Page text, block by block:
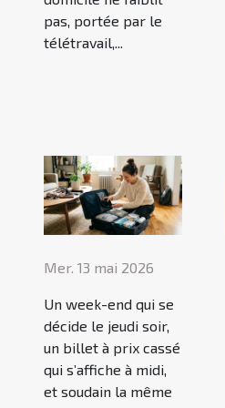
pas, portée par le
télétravail,...
Mer. 13 mai 2026
Un week-end qui se
décide le jeudi soir,
un billet à prix cassé
qui s’affiche à midi,
et soudain la même